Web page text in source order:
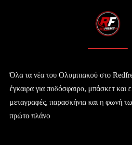
Όλα τα νέα του Ολυμπιακού στο
έγκαιρα για ποδόσφαιρο, μπάσκετ και
μεταγραφές, παρασκήνια και η φωνή
πρώτο πλάνο